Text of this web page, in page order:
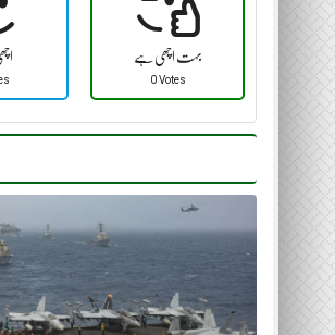
بہت اچھی ہے
0 Votes